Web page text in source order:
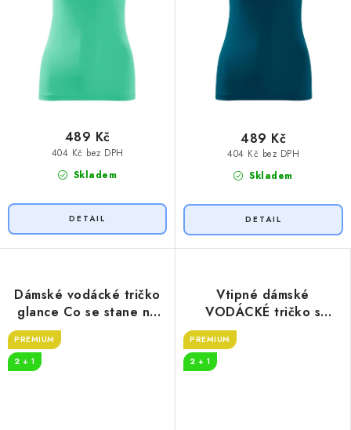
Skladem
404 Kč bez DPH
489 Kč
Skladem
404 Kč bez DPH
489 Kč
Dámské vodácké tričko
glance Co se stane na
PREMIUM
2 + 1
Vtipné dámské
VODÁCKÉ tričko s
potiskem NA ŘECE
PREMIUM
2 + 1